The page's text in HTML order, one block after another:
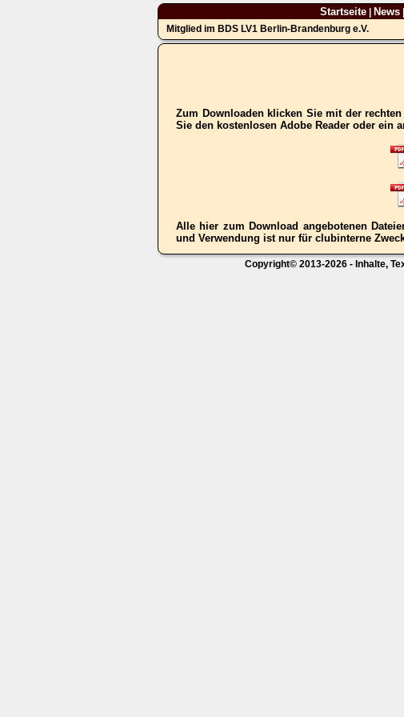
Startseite| News|
Mitglied im BDS LV1 Berlin-Brandenburg e.V.
Zum Downloaden klicken Sie mit der
Sie den kostenlosen Adobe Reader oder ein
Alle hier zum Download angebotenen
und Verwendung ist nur für clubinterne
Copyright© 2013-2026 - Inhalte,